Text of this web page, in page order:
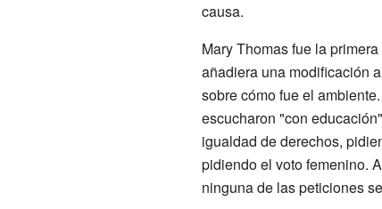
causa.
Mary Thomas fue la
añadiera una modificación
sobre cómo fue el
escucharon "con
igualdad de derechos,
pidiendo el voto femenino.
ninguna de las peticiones